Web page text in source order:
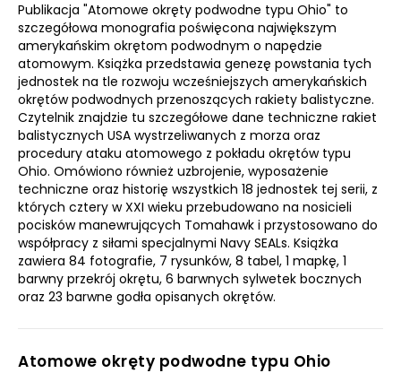
Publikacja "Atomowe okręty podwodne typu Ohio" to
szczegółowa monografia poświęcona największym
amerykańskim okrętom podwodnym o napędzie
atomowym. Książka przedstawia genezę powstania tych
jednostek na tle rozwoju wcześniejszych amerykańskich
okrętów podwodnych przenoszących rakiety balistyczne.
Czytelnik znajdzie tu szczegółowe dane techniczne rakiet
balistycznych USA wystrzeliwanych z morza oraz
procedury ataku atomowego z pokładu okrętów typu
Ohio. Omówiono również uzbrojenie, wyposażenie
techniczne oraz historię wszystkich 18 jednostek tej serii, z
których cztery w XXI wieku przebudowano na nosicieli
pocisków manewrujących Tomahawk i przystosowano do
współpracy z siłami specjalnymi Navy SEALs. Książka
zawiera 84 fotografie, 7 rysunków, 8 tabel, 1 mapkę, 1
barwny przekrój okrętu, 6 barwnych sylwetek bocznych
oraz 23 barwne godła opisanych okrętów.
Atomowe okręty podwodne typu Ohio